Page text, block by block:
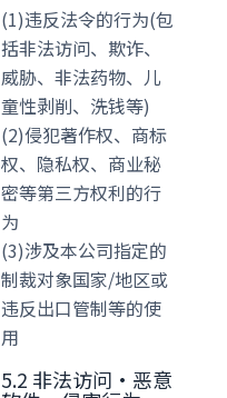
(1)违反法令的行为(包
括非法访问、欺诈、
威胁、非法药物、儿
童性剥削、洗钱等)
(2)侵犯著作权、商标
权、隐私权、商业秘
密等第三方权利的行
为
(3)涉及本公司指定的
制裁对象国家/地区或
违反出口管制等的使
用
5.2 非法访问·恶意